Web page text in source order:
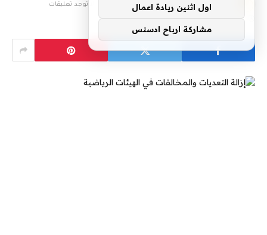
بواسطة فريق التحرير 27 يوليو، 2023 لا توجد تعليقات
1 دقائق
اول اثنين ريادة اعمال
مشاركة ارباح ادسنس